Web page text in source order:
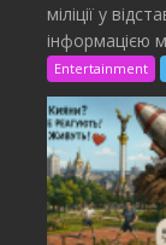
міліції у
інформацією
Entertainment